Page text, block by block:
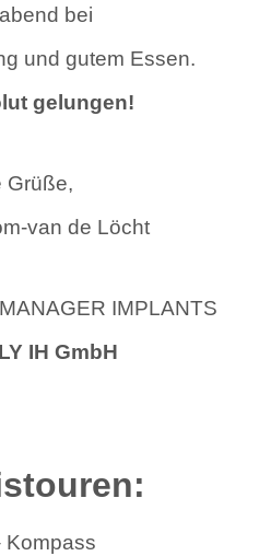
bei
und gutem Essen.
gelungen!
Grüße,
van de Löcht
IMPLANTS
IH GmbH
Kompass